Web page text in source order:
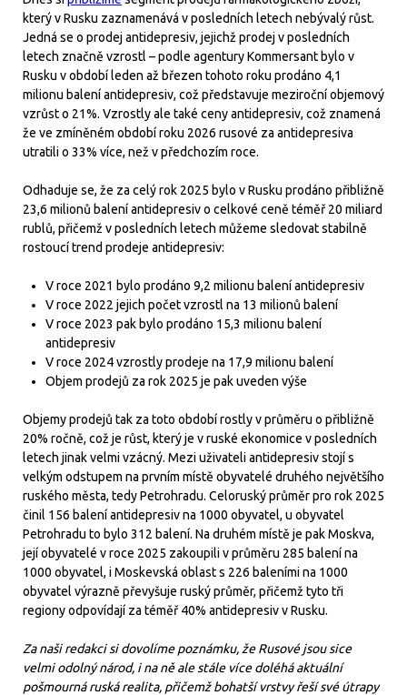
který v Rusku zaznamenává v posledních letech nebývalý růst.
Jedná se o prodej antidepresiv, jejichž prodej v posledních
letech značně vzrostl – podle agentury Kommersant bylo v
Rusku v období leden až březen tohoto roku prodáno 4,1
milionu balení antidepresiv, což představuje meziroční objemový
vzrůst o 21%. Vzrostly ale také ceny antidepresiv, což znamená
že ve zmíněném období roku 2026 rusové za antidepresiva
utratili o 33% více, než v předchozím roce.
Odhaduje se, že za celý rok 2025 bylo v Rusku prodáno přibližně
23,6 milionů balení antidepresiv o celkové ceně téměř 20 miliard
rublů, přičemž v posledních letech můžeme sledovat stabilně
rostoucí trend prodeje antidepresiv:
V roce 2021 bylo prodáno 9,2 milionu balení antidepresiv
V roce 2022 jejich počet vzrostl na 13 milionů balení
V roce 2023 pak bylo prodáno 15,3 milionu balení
antidepresiv
V roce 2024 vzrostly prodeje na 17,9 milionu balení
Objem prodejů za rok 2025 je pak uveden výše
Objemy prodejů tak za toto období rostly v průměru o přibližně
20% ročně, což je růst, který je v ruské ekonomice v posledních
letech jinak velmi vzácný. Mezi uživateli antidepresiv stojí s
velkým odstupem na prvním místě obyvatelé druhého největšího
ruského města, tedy Petrohradu. Celoruský průměr pro rok 2025
činil 156 balení antidepresiv na 1000 obyvatel, u obyvatel
Petrohradu to bylo 312 balení. Na druhém místě je pak Moskva,
její obyvatelé v roce 2025 zakoupili v průměru 285 balení na
1000 obyvatel, i Moskevská oblast s 226 baleními na 1000
obyvatel výrazně převyšuje ruský průměr, přičemž tyto tři
regiony odpovídají za téměř 40% antidepresiv v Rusku.
Za naši redakci si dovolíme poznámku, že Rusové jsou sice
velmi odolný národ, i na ně ale stále více doléhá aktuální
pošmourná ruská realita, přičemž bohatší vrstvy řeší své útrapy